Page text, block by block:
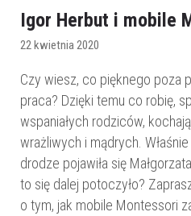
Igor Herbut i mobile
22 kwietnia 2020
Czy wiesz, co pięknego poza
praca? Dzięki temu co robię,
wspaniałych rodziców,
wrażliwych i mądrych.
drodze pojawiła się
to się dalej potoczyło?
o tym, jak mobile Montessori